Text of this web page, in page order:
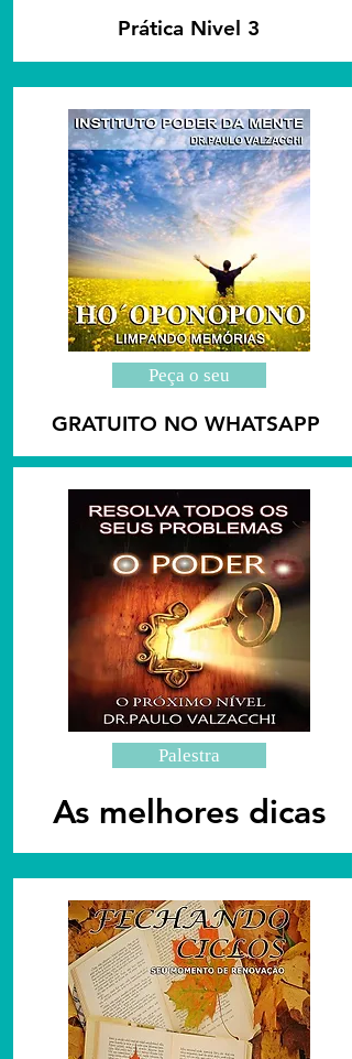
Prática Nivel 3
Peça o seu
GRATUITO NO WHATSAPP
Palestra
As melhores dicas